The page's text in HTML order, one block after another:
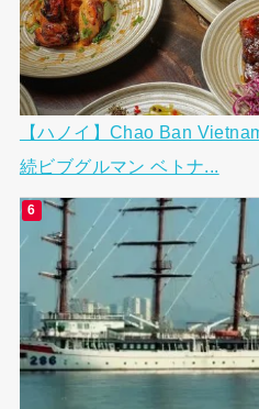
【ハノイ】Chao Ban
続ビブグルマン ベトナ...